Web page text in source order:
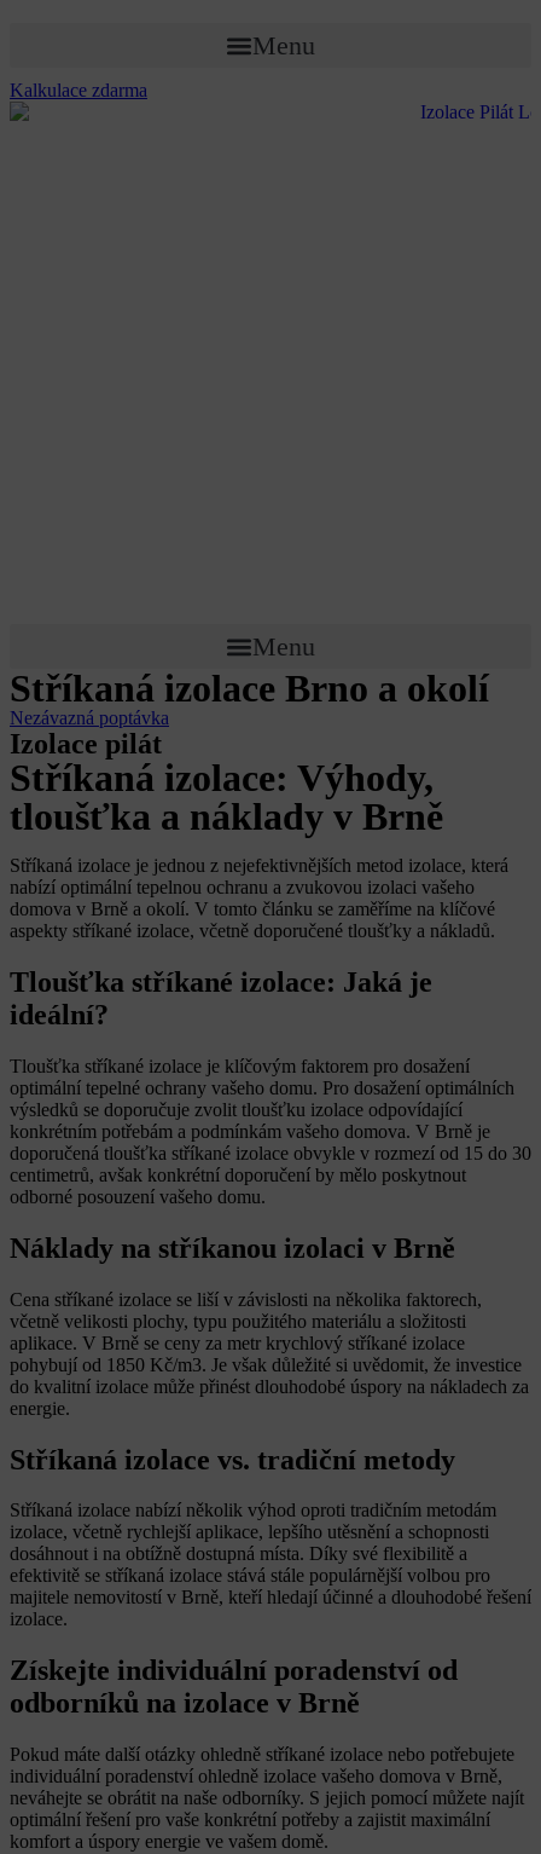
Menu
Kalkulace zdarma
Menu
Stříkaná izolace Brno a okolí
Nezávazná poptávka
Izolace pilát
Stříkaná izolace: Výhody,
tloušťka a náklady v Brně
Stříkaná izolace je jednou z nejefektivnějších metod izolace, která
nabízí optimální tepelnou ochranu a zvukovou izolaci vašeho
domova v Brně a okolí. V tomto článku se zaměříme na klíčové
aspekty stříkané izolace, včetně doporučené tloušťky a nákladů.
Tloušťka stříkané izolace: Jaká je
ideální?
Tloušťka stříkané izolace je klíčovým faktorem pro dosažení
optimální tepelné ochrany vašeho domu. Pro dosažení optimálních
výsledků se doporučuje zvolit tloušťku izolace odpovídající
konkrétním potřebám a podmínkám vašeho domova. V Brně je
doporučená tloušťka stříkané izolace obvykle v rozmezí od 15 do 30
centimetrů, avšak konkrétní doporučení by mělo poskytnout
odborné posouzení vašeho domu.
Náklady na stříkanou izolaci v Brně
Cena stříkané izolace se liší v závislosti na několika faktorech,
včetně velikosti plochy, typu použitého materiálu a složitosti
aplikace. V Brně se ceny za metr krychlový stříkané izolace
pohybují od 1850 Kč/m3. Je však důležité si uvědomit, že investice
do kvalitní izolace může přinést dlouhodobé úspory na nákladech za
energie.
Stříkaná izolace vs. tradiční metody
Stříkaná izolace nabízí několik výhod oproti tradičním metodám
izolace, včetně rychlejší aplikace, lepšího utěsnění a schopnosti
dosáhnout i na obtížně dostupná místa. Díky své flexibilitě a
efektivitě se stříkaná izolace stává stále populárnější volbou pro
majitele nemovitostí v Brně, kteří hledají účinné a dlouhodobé řešení
izolace.
Získejte individuální poradenství od
odborníků na izolace v Brně
Pokud máte další otázky ohledně stříkané izolace nebo potřebujete
individuální poradenství ohledně izolace vašeho domova v Brně,
neváhejte se obrátit na naše odborníky. S jejich pomocí můžete najít
optimální řešení pro vaše konkrétní potřeby a zajistit maximální
komfort a úspory energie ve vašem domě.